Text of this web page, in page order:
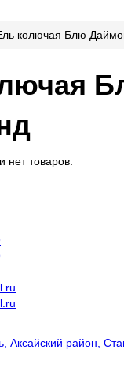
колючая Блю
нет товаров.
Аксайский район,